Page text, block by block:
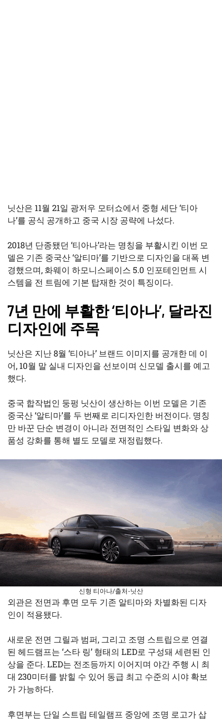
닛산은 11월 21일 광저우 모터쇼에서 중형 세단 ‘티아
나’를 공식 공개하고 중국 시장 공략에 나섰다.
2018년 단종됐던 ‘티아나’라는 명칭을 부활시킨 이번 모
델은 기존 중국산 ‘알티마’를 기반으로 디자인을 대폭 변
경했으며, 화웨이 하모니스페이스 5.0 인포테인먼트 시
스템을 전 트림에 기본 탑재한 것이 특징이다.
7년 만에 부활한 ‘티아나’, 달라진
디자인에 주목
닛산은 지난 8월 ‘티아나’ 브랜드 이미지를 공개한 데 이
어, 10월 말 실내 디자인을 선보이며 신모델 출시를 예고
했다.
중국 합작법인 둥펑 닛산이 생산하는 이번 모델은 기존
중국산 ‘알티마’를 두 번째로 리디자인한 버전이다. 명칭
만 바꾼 단순 변경이 아니라 전면적인 스타일 변화와 상
품성 강화를 통해 별도 모델로 재정립했다.
신형 티아나/출처-닛산
외관은 전면과 후면 모두 기존 알티마와 차별화된 디자
인이 적용됐다.
새로운 전면 그릴과 범퍼, 그리고 조명 스트립으로 연결
된 헤드램프는 ‘스타 링’ 형태의 LED로 구성돼 세련된 인
상을 준다. LED는 전조등까지 이어지며 야간 주행 시 최
대 230미터를 밝힐 수 있어 동급 최고 수준의 시야 확보
가 가능하다.
후면부는 단일 스트립 테일램프 중앙에 조명 로고가 삽